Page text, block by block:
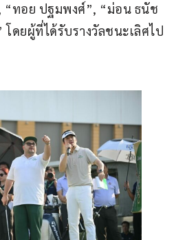
“ทอย ปฐมพงศ์”, “ม่อน ธนัช
ดยผู้ที่ได้รับรางวัลชนะเลิศไป